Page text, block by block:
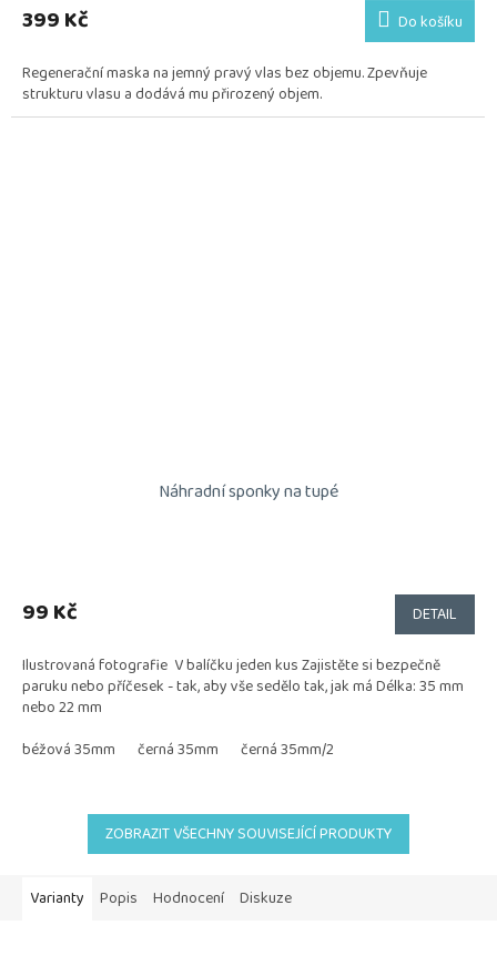
399 Kč Do košíku
Regenerační maska na jemný pravý vlas bez objemu. Zpevňuje
strukturu vlasu a dodává mu přirozený objem.
Náhradní sponky na tupé
99 Kč DETAIL
Ilustrovaná fotografie V balíčku jeden kus Zajistěte si bezpečně
paruku nebo příčesek - tak, aby vše sedělo tak, jak má Délka: 35 mm
nebo 22 mm
béžová 35mm
černá 35mm černá 35mm/2
ZOBRAZIT VŠECHNY SOUVISEJÍCÍ PRODUKTY
Varianty Popis Hodnocení Diskuze